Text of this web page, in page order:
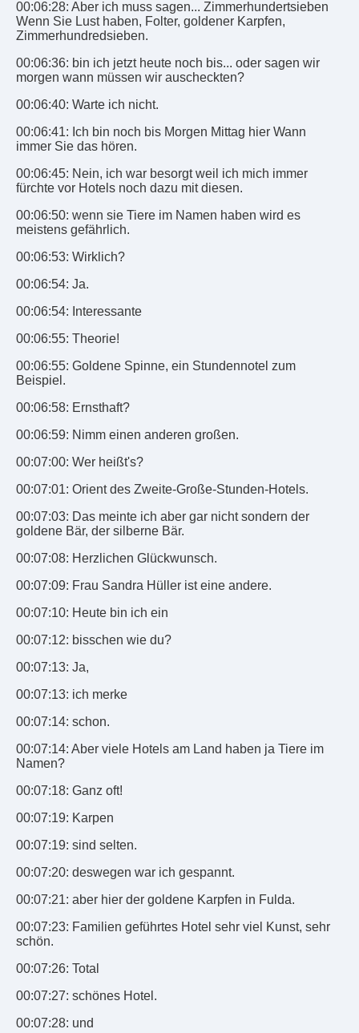
00:06:28: Aber ich muss sagen... Zimmerhundertsieben
Wenn Sie Lust haben, Folter, goldener Karpfen,
Zimmerhundredsieben.
00:06:36: bin ich jetzt heute noch bis... oder sagen wir
morgen wann müssen wir auscheckten?
00:06:40: Warte ich nicht.
00:06:41: Ich bin noch bis Morgen Mittag hier Wann
immer Sie das hören.
00:06:45: Nein, ich war besorgt weil ich mich immer
fürchte vor Hotels noch dazu mit diesen.
00:06:50: wenn sie Tiere im Namen haben wird es
meistens gefährlich.
00:06:53: Wirklich?
00:06:54: Ja.
00:06:54: Interessante
00:06:55: Theorie!
00:06:55: Goldene Spinne, ein Stundennotel zum
Beispiel.
00:06:58: Ernsthaft?
00:06:59: Nimm einen anderen großen.
00:07:00: Wer heißt's?
00:07:01: Orient des Zweite-Große-Stunden-Hotels.
00:07:03: Das meinte ich aber gar nicht sondern der
goldene Bär, der silberne Bär.
00:07:08: Herzlichen Glückwunsch.
00:07:09: Frau Sandra Hüller ist eine andere.
00:07:10: Heute bin ich ein
00:07:12: bisschen wie du?
00:07:13: Ja,
00:07:13: ich merke
00:07:14: schon.
00:07:14: Aber viele Hotels am Land haben ja Tiere im
Namen?
00:07:18: Ganz oft!
00:07:19: Karpen
00:07:19: sind selten.
00:07:20: deswegen war ich gespannt.
00:07:21: aber hier der goldene Karpfen in Fulda.
00:07:23: Familien geführtes Hotel sehr viel Kunst, sehr
schön.
00:07:26: Total
00:07:27: schönes Hotel.
00:07:28: und